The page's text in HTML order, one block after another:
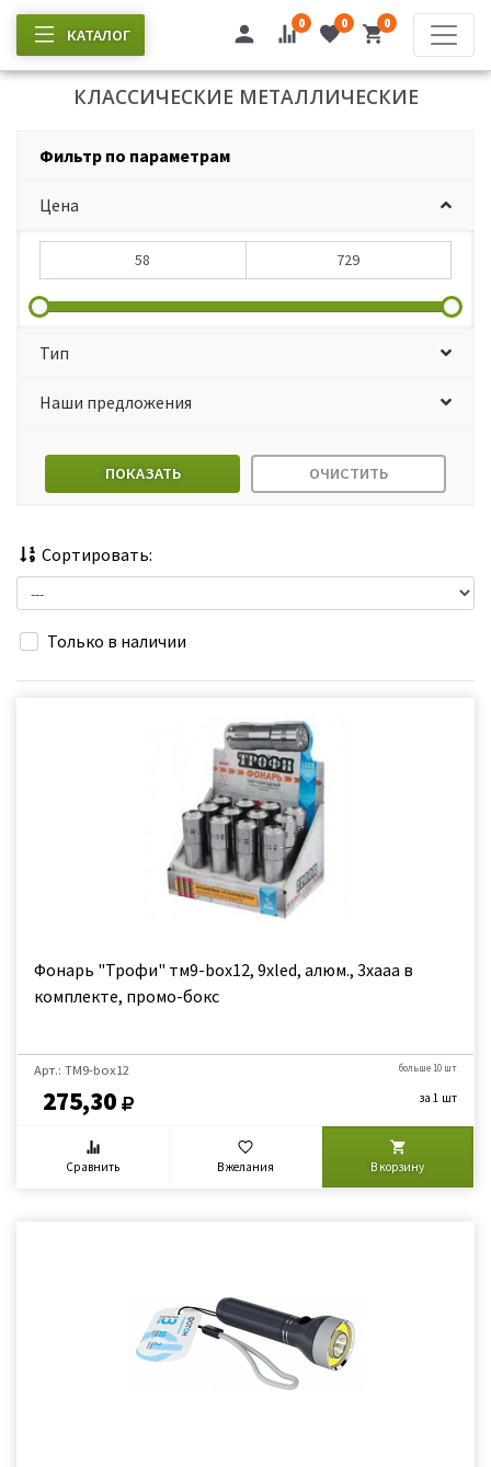
КАТАЛОГ
0 0 0
КЛАССИЧЕСКИЕ МЕТАЛЛИЧЕСКИЕ
Фильтр по параметрам
Цена
Тип
Наши предложения
ПОКАЗАТЬ ОЧИСТИТЬ
Сортировать:
Только в наличии
Фонарь "Трофи" тм9-box12, 9хled, алюм., 3хааа в
комплекте, промо-бокс
Арт.: TM9-box12
275,30
больше 10 шт
за 1 шт
Сравнить В желания В корзину